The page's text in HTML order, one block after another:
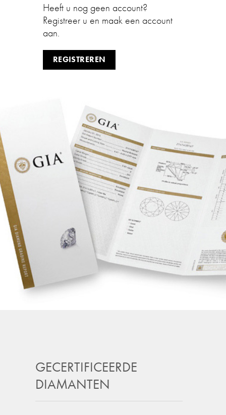
Heeft u nog geen account?
Registreer u en maak een account
aan.
REGISTREREN
GECERTIFICEERDE
DIAMANTEN